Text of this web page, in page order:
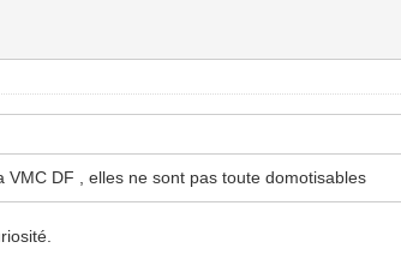
VMC DF , elles ne sont pas toute domotisables